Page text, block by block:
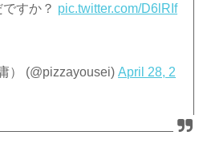
すか？ pic.twitter.com/D6lRIf
） (@pizzayousei)April 28, 2